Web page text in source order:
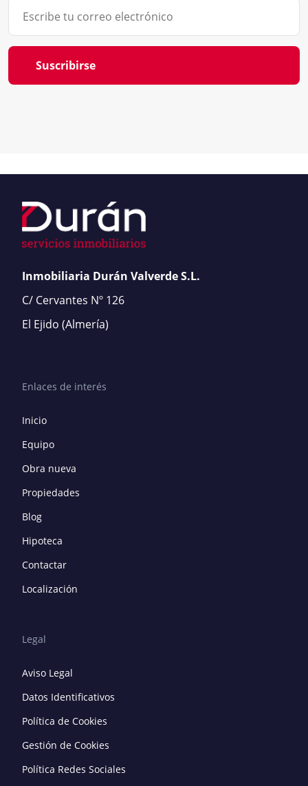
Suscribirse
Inmobiliaria Durán Valverde S.L.
C/ Cervantes Nº 126
El Ejido (Almería)
Enlaces de interés
Inicio
Equipo
Obra nueva
Propiedades
Blog
Hipoteca
Contactar
Localización
Legal
Aviso Legal
Datos Identificativos
Política de Cookies
Gestión de Cookies
Política Redes Sociales